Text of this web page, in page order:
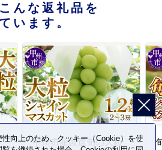
んな返礼品を
います。
甲州市産厳選旬の大粒
向上のため、クッキー（Cookie）を使